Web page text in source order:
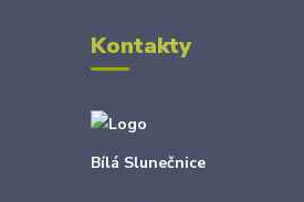
Kontakty
Bílá Slunečnice